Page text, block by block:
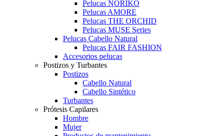
Pelucas NORIKO
Pelucas AMORE
Pelucas THE ORCHID
Pelucas MUSE Series
Pelucas Cabello Natural
Pelucas FAIR FASHION
Accesorios pelucas
Postizos y Turbantes
Postizos
Cabello Natural
Cabello Sintético
Turbantes
Prótesis Capilares
Hombre
Mujer